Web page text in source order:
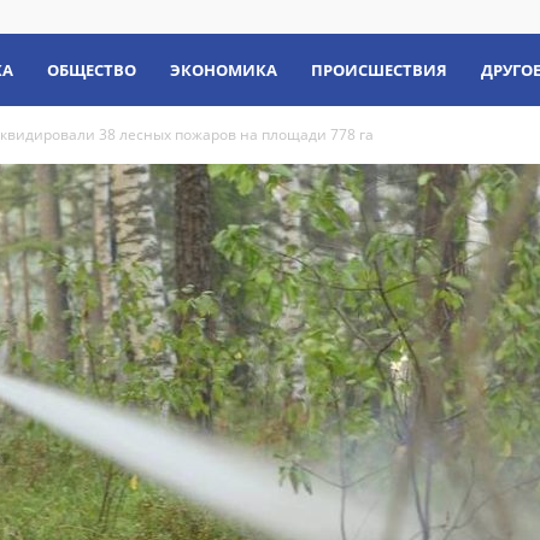
ОБЩЕСТВО ЭКОНОМИКА ПРОИСШЕСТВИЯ ДРУГОЕ
38 лесных пожаров на площади 778 га